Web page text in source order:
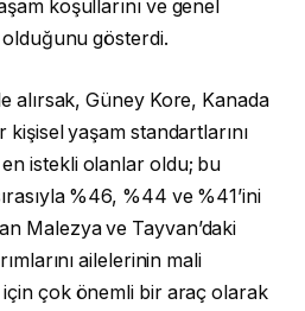
koşullarını ve genel
olduğunu gösterdi.
alırsak, Güney Kore, Kanada
kişisel yaşam standartlarını
istekli olanlar oldu; bu
%46, %44 ve %41’ini
Malezya ve Tayvan’daki
ailelerinin mali
çok önemli bir araç olarak